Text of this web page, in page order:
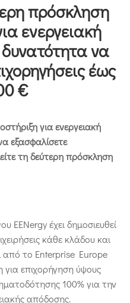
πρόσκληση
ενεργειακή
να
έως
€
για ενεργειακή
εξασφαλίσετε
τη δεύτερη πρόσκληση
EENergy έχει δημοσιευθεί
κάθε κλάδου και
από το Enterprise Europe
επιχορήγηση ύψους
100% για την
απόδοσης.